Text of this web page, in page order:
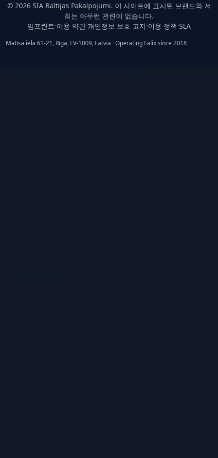
© 2026 SIA Baltijas Pakalpojumi. 이 사이트에 표시된 브랜드와 저
희는 아무런 관련이 없습니다.
임프린트 •이용 약관•개인정보 보호 고지 •이용 정책 •SLA
Matīsa iela 61-21, Rīga, LV-1009, Latvia · Operating Falix since 2018